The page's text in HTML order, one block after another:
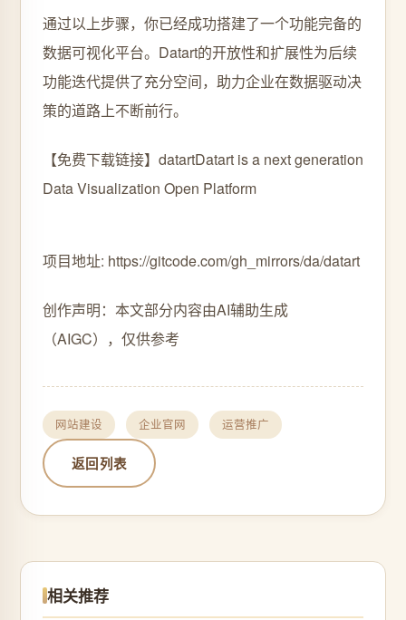
通过以上步骤，你已经成功搭建了一个功能完备的
数据可视化平台。Datart的开放性和扩展性为后续
功能迭代提供了充分空间，助力企业在数据驱动决
策的道路上不断前行。
【免费下载链接】datartDatart is a next generation
Data Visualization Open Platform
项目地址: https://gitcode.com/gh_mirrors/da/datart
创作声明：本文部分内容由AI辅助生成
（AIGC），仅供参考
网站建设 企业官网 运营推广
返回列表
相关推荐